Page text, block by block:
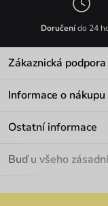
Doručenído 24
Zákaznická podpora
Informace o nákupu
Materiály a údržba
Ostatní informace
Velkoobchod
Buď u všeho